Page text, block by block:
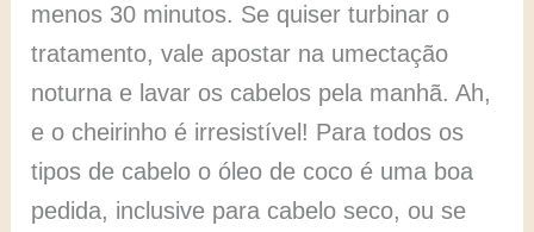
menos 30 minutos. Se quiser turbinar o
tratamento, vale apostar na umectação
noturna e lavar os cabelos pela manhã. Ah,
e o cheirinho é irresistível! Para todos os
tipos de cabelo o óleo de coco é uma boa
pedida, inclusive para cabelo seco, ou se